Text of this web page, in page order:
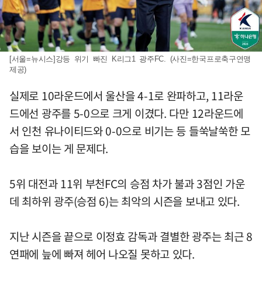
[서울=뉴시스]강등 위기 빠진 K리그1 광주FC. (사진=한국프로축구연맹
제공)
실제로 10라운드에서 울산을 4-1로 완파하고, 11라운
드에선 광주를 5-0으로 크게 이겼다. 다만 12라운드에
서 인천 유나이티드와 0-0으로 비기는 등 들쑥날쑥한 모
습을 보이는 게 문제다.
5위 대전과 11위 부천FC의 승점 차가 불과 3점인 가운
데 최하위 광주(승점 6)는 최악의 시즌을 보내고 있다.
지난 시즌을 끝으로 이정효 감독과 결별한 광주는 최근 8
연패에 늪에 빠져 헤어 나오질 못하고 있다.